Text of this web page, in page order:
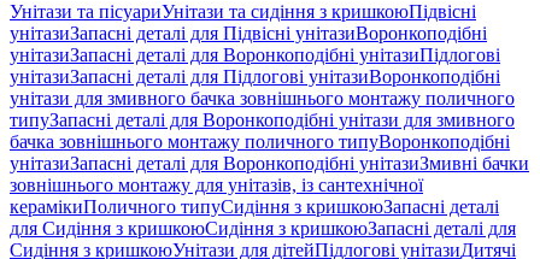
Унітази та пісуариУнітази та сидіння з кришкоюПідвісні
унітазиЗапасні деталі для Підвісні унітазиВоронкоподібні
унітазиЗапасні деталі для Воронкоподібні унітазиПідлогові
унітазиЗапасні деталі для Підлогові унітазиВоронкоподібні
унітази для змивного бачка зовнішнього монтажу поличного
типуЗапасні деталі для Воронкоподібні унітази для змивного
бачка зовнішнього монтажу поличного типуВоронкоподібні
унітазиЗапасні деталі для Воронкоподібні унітазиЗмивні бачки
зовнішнього монтажу для унітазів, із сантехнічної
керамікиПоличного типуСидіння з кришкоюЗапасні деталі
для Сидіння з кришкоюСидіння з кришкоюЗапасні деталі для
Сидіння з кришкоюУнітази для дітейПідлогові унітазиДитячі